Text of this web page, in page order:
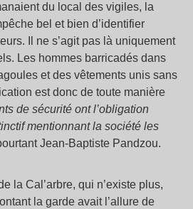
du local des vigiles, la
bel et bien d’identifier
Il ne s’agit pas là uniquement
Les hommes barricadés dans
et des vêtements unis sans
est donc de toute manière
de sécurité ont l’obligation
mentionnant la société les
Jean-Baptiste Pandzou.
la Cal’arbre, qui n’existe plus,
la garde avait l’allure de